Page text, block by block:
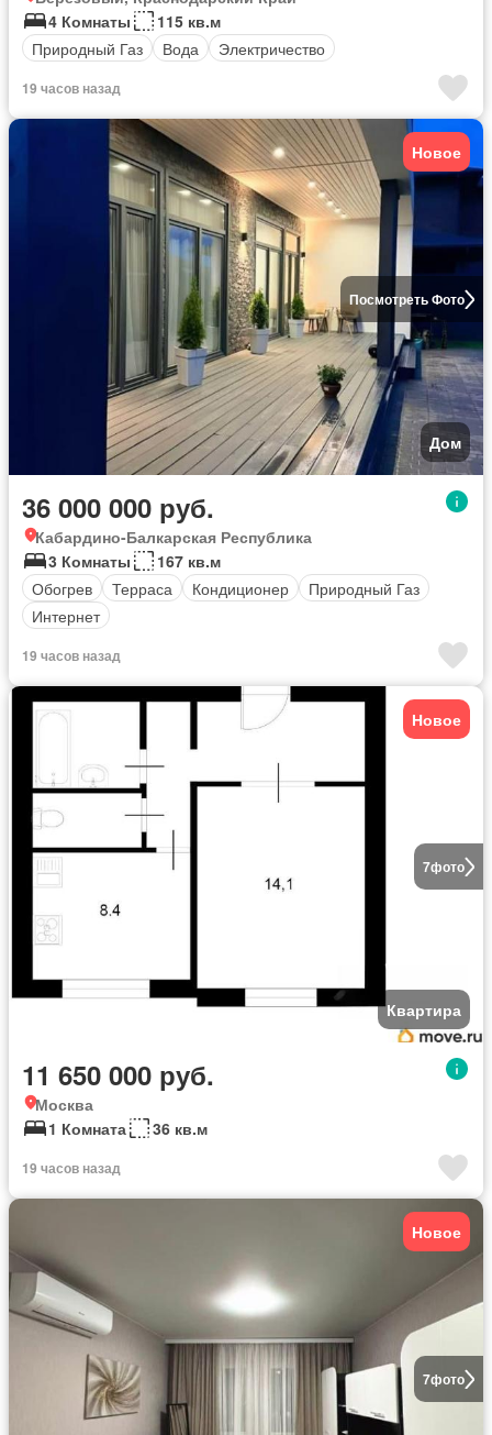
4 Комнаты
115 кв.м
Природный Газ
Вода Электричество
19 часов назад
Посмотреть Фото
Новое
Дом
36 000 000 руб.
Кабардино-Балкарская Республика
3 Комнаты
167 кв.м
Обогрев
Терраса Кондиционер
Природный Газ
Интернет
19 часов назад
7фото
Новое
Квартира
11 650 000 руб.
Москва
1 Комната
36 кв.м
19 часов назад
7фото
Новое